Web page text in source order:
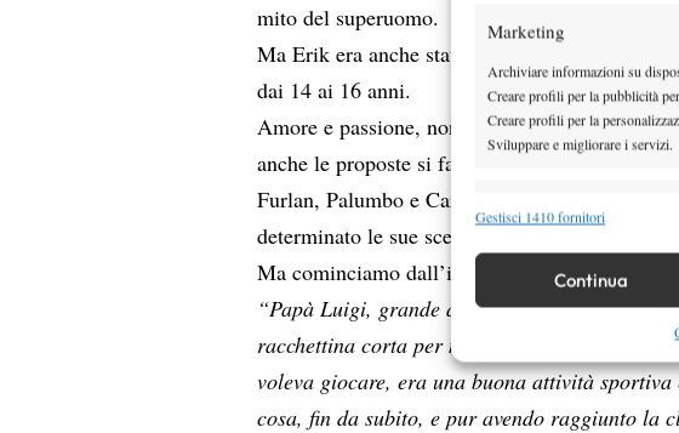
Marketing
Archiviare informazioni su
Creare profili per la pubblicità
Creare profili per la
Sviluppare e migliorare i servizi.
Funzionalità
Identificare i dispositivi in base
Garantire la sicurezza,
Erogare e presentare
scelte sulla privacy.
Gestisci 1410 fornitori
Continua
mito del superuomo.
Ma Erik era anche stato convocato al Centro
dai 14 ai 16 anni.
Amore e passione, non sono mai sufficienti
anche le proposte si fanno vive.
Furlan, Palumbo e Carnovale, sono stati per lui
determinato le sue scelte future e che gli hanno
Ma cominciamo dall’inizio, addirittura tre anni
“Papà Luigi, grande appassionato e Maestro
racchettina corta per mio fratello Maurizio, 4
voleva giocare, era una buona attività
cosa, fin da subito, e pur avendo raggiunto la